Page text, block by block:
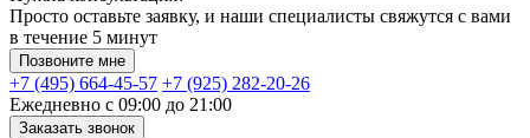
Просто оставьте заявку, и наши специалисты свяжутся с вами
в течение 5 минут
Позвоните мне
+7 (495) 664-45-57 +7 (925) 282-20-26
Ежедневно с 09:00 до 21:00
Заказать звонок